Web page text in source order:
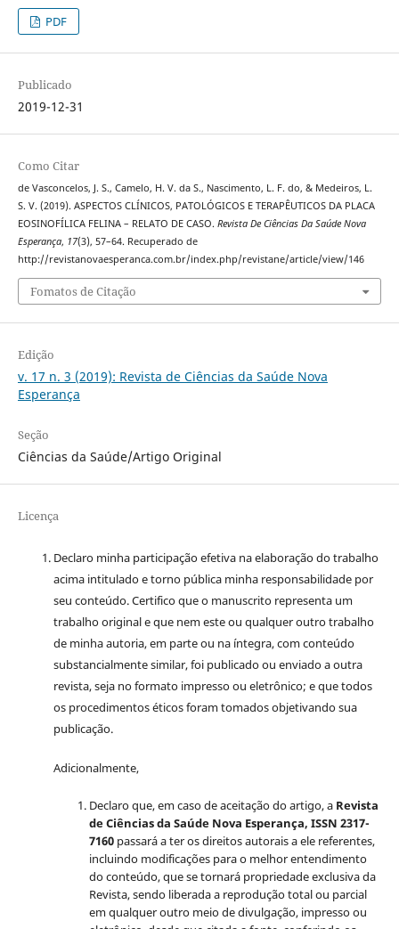
PDF
Publicado
2019-12-31
Como Citar
de Vasconcelos, J. S., Camelo, H. V. da S., Nascimento, L. F. do, & Medeiros, L.
S. V. (2019). ASPECTOS CLÍNICOS, PATOLÓGICOS E TERAPÊUTICOS DA PLACA
EOSINOFÍLICA FELINA – RELATO DE CASO. Revista De Ciências Da Saúde Nova
Esperança, 17(3), 57–64. Recuperado de
http://revistanovaesperanca.com.br/index.php/revistane/article/view/146
Fomatos de Citação
Edição
v. 17 n. 3 (2019): Revista de Ciências da Saúde Nova
Esperança
Seção
Ciências da Saúde/Artigo Original
Licença
Declaro minha participação efetiva na elaboração do trabalho
acima intitulado e torno pública minha responsabilidade por
seu conteúdo. Certifico que o manuscrito representa um
trabalho original e que nem este ou qualquer outro trabalho
de minha autoria, em parte ou na íntegra, com conteúdo
substancialmente similar, foi publicado ou enviado a outra
revista, seja no formato impresso ou eletrônico; e que todos
os procedimentos éticos foram tomados objetivando sua
publicação.
Adicionalmente,
Declaro que, em caso de aceitação do artigo, a Revista
de Ciências da Saúde Nova Esperança, ISSN 2317-
7160passará a ter os direitos autorais a ele referentes,
incluindo modificações para o melhor entendimento
do conteúdo, que se tornará propriedade exclusiva da
Revista, sendo liberada a reprodução total ou parcial
em qualquer outro meio de divulgação, impresso ou